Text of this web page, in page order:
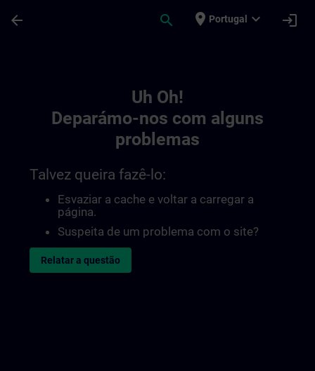
arrow_back search place Portugal expand_more login
Uh Oh!
Deparámo-nos com alguns
problemas
Talvez queira fazê-lo:
Esvaziar a cache e voltar a carregar a
página.
Suspeita de um problema com o site?
Relatar a questão